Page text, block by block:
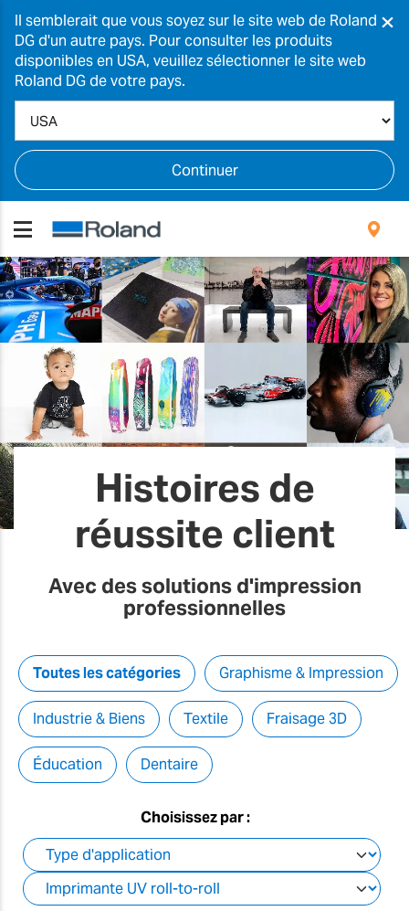
Il semblerait que vous soyez sur le site web de Roland
DG d'un autre pays. Pour consulter les produits
disponibles en USA, veuillez sélectionner le site web
Roland DG de votre pays.
Continuer
×
Histoires de
réussite client
Avec des solutions d'impression
professionnelles
Toutes les catégories Graphisme & Impression
Industrie & Biens Textile Fraisage 3D
Éducation Dentaire
Choisissez par :